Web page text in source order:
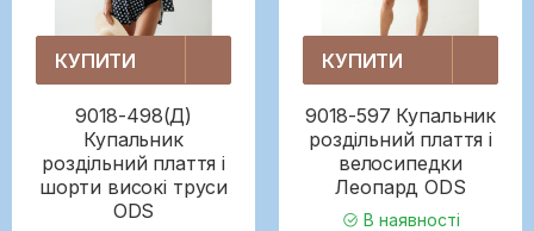
КУПИТИ
9018-498(Д)
Купальник
роздільний плаття і
шорти високі труси
ODS
КУПИТИ
9018-597 Купальник
роздільний плаття і
велосипедки
Леопард ODS
В наявності